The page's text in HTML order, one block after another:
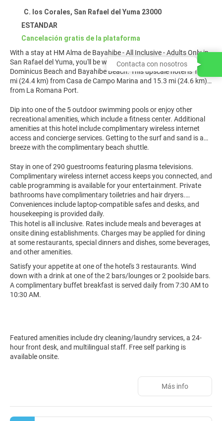
C. los Corales, San Rafael del Yuma 23000
ESTANDAR
Cancelación gratis de la plataforma
With a stay at HM Alma de Bayahibe - All Inclusive - Adults Only in
San Rafael del Yuma, you'll be within a 15-minute drive of
Dominicus Beach and Bayahibe Beach. This upscale hotel is 15.1
mi (24.4 km) from Casa de Campo Marina and 15.3 mi (24.6 km)
from La Romana Port.
Dip into one of the 5 outdoor swimming pools or enjoy other
recreational amenities, which include a fitness center. Additional
amenities at this hotel include complimentary wireless internet
access and concierge services. Getting to the surf and sand is a
breeze with the complimentary beach shuttle.
Stay in one of 290 guestrooms featuring plasma televisions.
Complimentary wireless internet access keeps you connected, and
cable programming is available for your entertainment. Private
bathrooms have complimentary toiletries and hair dryers.
Conveniences include laptop-compatible safes and desks, and
housekeeping is provided daily.
This hotel is all inclusive. Rates include meals and beverages at
onsite dining establishments. Charges may be applied for dining
at some restaurants, special dinners and dishes, some beverages,
and other amenities.
Satisfy your appetite at one of the hotel's 3 restaurants. Wind
down with a drink at one of the 2 bars/lounges or 2 poolside bars.
A complimentary buffet breakfast is served daily from 7:30 AM to
10:30 AM.
Featured amenities include dry cleaning/laundry services, a 24-
hour front desk, and multilingual staff. Free self parking is
available onsite.
Más info
Contacta con nosotros